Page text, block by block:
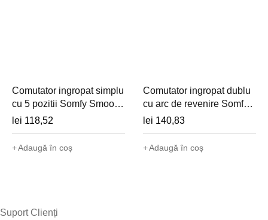
Comutator ingropat simplu
cu 5 pozitii Somfy Smoove
Uno VB (cablat, 230V,
1800510
lei 118,52
Adaugă în coș
Comutator ingropat dublu
cu arc de revenire Somfy
Smoove Duo MP (cablat,
1800507
lei 140,83
Adaugă în coș
Suport Clienți​